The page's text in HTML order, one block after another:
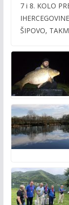
e
b
o
k
7 i 8. KOLO
ŠIPOVO,